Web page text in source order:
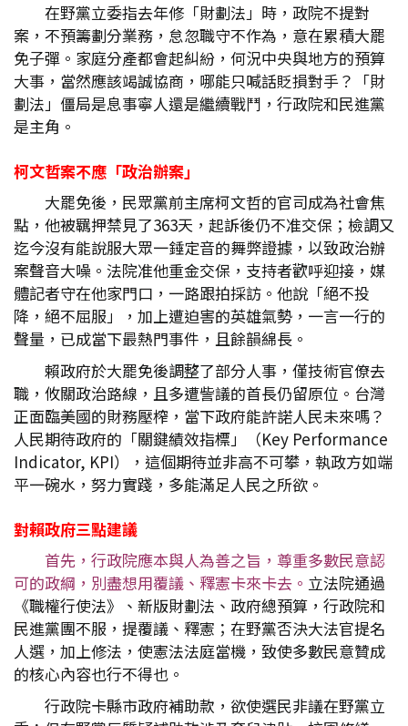
在野黨立委指去年修「財劃法」時，政院不提對
案，不預籌劃分業務，怠忽職守不作為，意在累積大罷
免子彈。家庭分產都會起糾紛，何況中央與地方的預算
大事，當然應該竭誠協商，哪能只喊話貶損對手？「財
劃法」僵局是息事寧人還是繼續戰鬥，行政院和民進黨
是主角。
柯文哲案不應「政治辦案」
大罷免後，民眾黨前主席柯文哲的官司成為社會焦
點，他被羈押禁見了363天，起訴後仍不准交保；檢調又
迄今沒有能說服大眾一錘定音的舞弊證據，以致政治辦
案聲音大噪。法院准他重金交保，支持者歡呼迎接，媒
體記者守在他家門口，一路跟拍採訪。他說「絕不投
降，絕不屈服」，加上遭迫害的英雄氣勢，一言一行的
聲量，已成當下最熱門事件，且餘韻綿長。
賴政府於大罷免後調整了部分人事，僅技術官僚去
職，攸關政治路線，且多遭訾議的首長仍留原位。台灣
正面臨美國的財務壓榨，當下政府能許諾人民未來嗎？
人民期待政府的「關鍵績效指標」（Key Performance
Indicator, KPI），這個期待並非高不可攀，執政方如端
平一碗水，努力實踐，多能滿足人民之所欲。
對賴政府三點建議
首先，行政院應本與人為善之旨，尊重多數民意認
可的政綱，別盡想用覆議、釋憲卡來卡去。 立法院通過
《職權行使法》、新版財劃法、政府總預算，行政院和
民進黨團不服，提覆議、釋憲；在野黨否決大法官提名
人選，加上修法，使憲法法庭當機，致使多數民意贊成
的核心內容也行不得也。
行政院卡縣市政府補助款，欲使選民非議在野黨立